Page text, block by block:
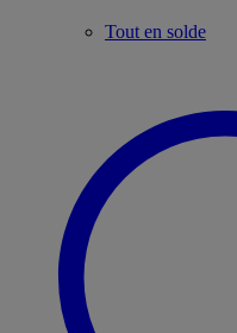
Tout en solde